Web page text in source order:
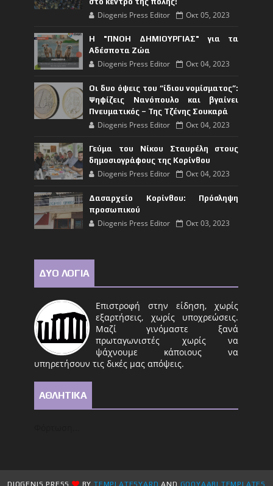
Diogenis Press Editor Οκτ 05, 2023
Η "ΠΝΟΗ ΔΗΜΙΟΥΡΓΙΑΣ" για τα
Αδέσποτα Ζώα
Diogenis Press Editor Οκτ 04, 2023
Οι δυο όψεις του “ίδιου νομίσματος”:
Ψηφίζεις Νανόπουλο και βγαίνει
Πνευματικός – Της Τζένης Σουκαρά
Diogenis Press Editor Οκτ 04, 2023
Γεύμα του Νίκου Σταυρέλη στους
δημοσιογράφους της Κορίνθου
Diogenis Press Editor Οκτ 04, 2023
Δασαρχείο Κορίνθου: Πρόσληψη
προσωπικού
Diogenis Press Editor Οκτ 03, 2023
ΔΥΟ ΛΟΓΙΑ
Επιστροφή στην είδηση, χωρίς
εξαρτήσεις, χωρίς υποχρεώσεις.
Μαζί γινόμαστε ξανά
πρωταγωνιστές χωρίς να
ψάχνουμε κάποιους να
υπηρετήσουν τις δικές μας απόψεις.
ΑΘΛΗΤΙΚΑ
DIOGENIS PRESS BYTEMPLATESYARD AND GOOYAABI TEMPLATES